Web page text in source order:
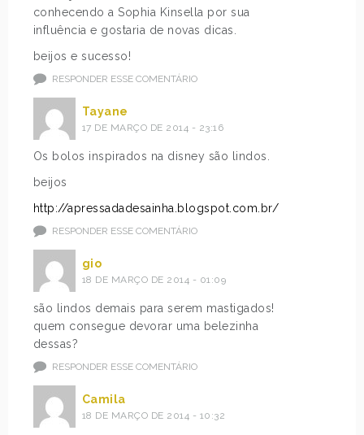
conhecendo a Sophia Kinsella por sua
influência e gostaria de novas dicas.
beijos e sucesso!
RESPONDER ESSE COMENTÁRIO
Tayane
17 DE MARÇO DE 2014 - 23:16
Os bolos inspirados na disney são lindos.
beijos
http://apressadadesainha.blogspot.com.br/
RESPONDER ESSE COMENTÁRIO
gio
18 DE MARÇO DE 2014 - 01:09
são lindos demais para serem mastigados!
quem consegue devorar uma belezinha
dessas?
RESPONDER ESSE COMENTÁRIO
Camila
18 DE MARÇO DE 2014 - 10:32